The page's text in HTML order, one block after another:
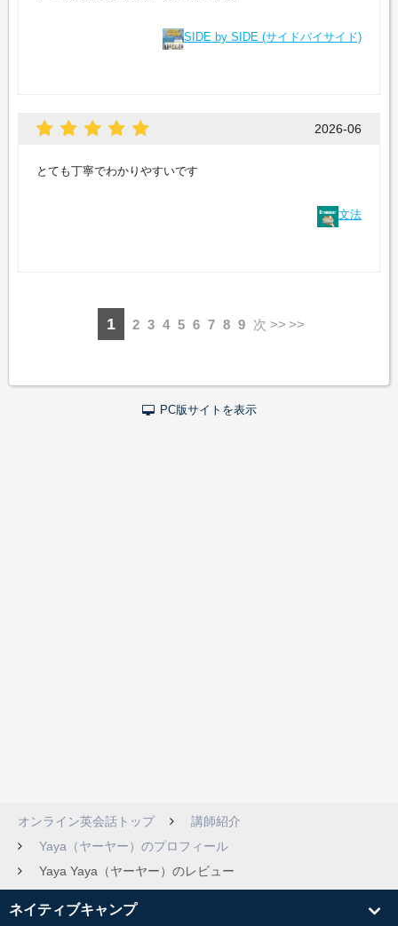
SIDE by SIDE (サイドバイサイド)
2026-06
とても丁寧でわかりやすいです
文法
1 2 3 4 5 6 7 8 9 次 >>
PC版サイトを表示
オンライン英会話トップ
講師紹介
Yaya（ヤーヤー）のプロフィール
Yaya Yaya（ヤーヤー）のレビュー
ネイティブキャンプ